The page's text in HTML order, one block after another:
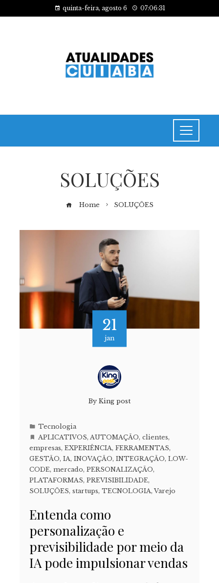
quinta-feira, agosto 6 07:06:31
SOLUÇÕES
Home SOLUÇÕES
21
jan
By King post
Tecnologia
APLICATIVOS, AUTOMAÇÃO, clientes,
empresas, EXPERIÊNCIA, FERRAMENTAS,
GESTÃO, IA, INOVAÇÃO, INTEGRAÇÃO, LOW-
CODE, mercado, PERSONALIZAÇÃO,
PLATAFORMAS, PREVISIBILIDADE,
SOLUÇÕES, startups, TECNOLOGIA, Varejo
Entenda como
personalização e
previsibilidade por meio da
IA pode impulsionar vendas